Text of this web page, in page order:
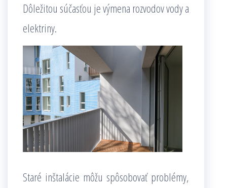
Dôležitou súčasťou je výmena rozvodov vody a
elektriny.
Staré inštalácie môžu spôsobovať problémy,